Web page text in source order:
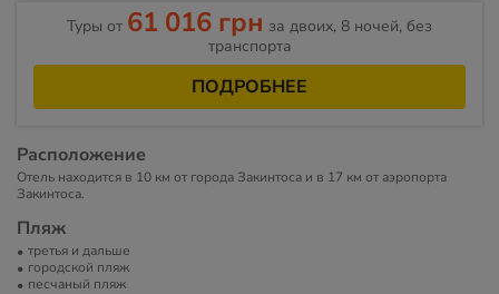
Туры от 61 016 грн за двоих, 8 ночей, без
транспорта
ПОДРОБНЕЕ
Расположение
Отель находится в 10 км от города Закинтоса и в 17 км от аэропорта
Закинтоса.
Пляж
третья и дальше
городской пляж
песчаный пляж